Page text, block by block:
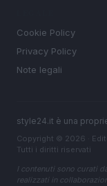
Cookie Policy
Privacy Policy
Note legali
style24.it è una
Copyright © 2026 ·
Tutti i diritti riservati
I contenuti sono curati
realizzati in